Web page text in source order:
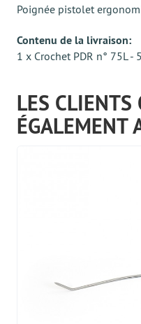
Poignée pistolet
Contenu de la livraison:
1 x Crochet PDR n° 75L -
LES CLIENTS
ÉGALEMENT